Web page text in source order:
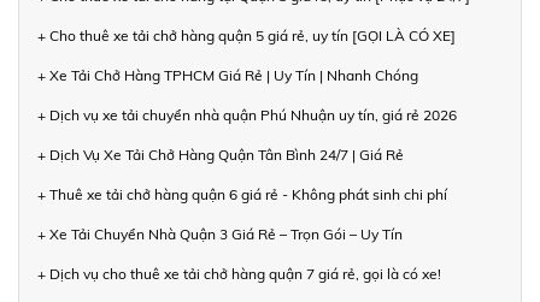
+ Cho thuê xe tải chở hàng quận 5 giá rẻ, uy tín [GỌI LÀ CÓ XE]
+ Xe Tải Chở Hàng TPHCM Giá Rẻ | Uy Tín | Nhanh Chóng
+ Dịch vụ xe tải chuyển nhà quận Phú Nhuận uy tín, giá rẻ 2026
+ Dịch Vụ Xe Tải Chở Hàng Quận Tân Bình 24/7 | Giá Rẻ
+ Thuê xe tải chở hàng quận 6 giá rẻ - Không phát sinh chi phí
+ Xe Tải Chuyển Nhà Quận 3 Giá Rẻ – Trọn Gói – Uy Tín
+ Dịch vụ cho thuê xe tải chở hàng quận 7 giá rẻ, gọi là có xe!